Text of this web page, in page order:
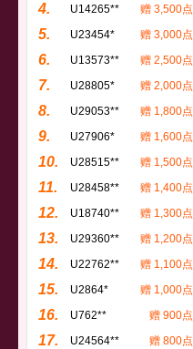
4. U14265** 赠 3,500点
5. U23454* 赠 3,000点
6. U13573** 赠 2,500点
7. U28805* 赠 2,000点
8. U29053** 赠 1,800点
9. U27906* 赠 1,600点
10. U28515** 赠 1,500点
11. U28458** 赠 1,400点
12. U18740** 赠 1,300点
13. U29360** 赠 1,200点
14. U22762** 赠 1,100点
15. U2864* 赠 1,000点
16. U762** 赠 900点
17. U24564** 赠 800点